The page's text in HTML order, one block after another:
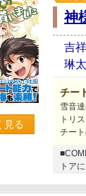
見る
神
吉
琳太
チー
雪音
トリ
チー
トア